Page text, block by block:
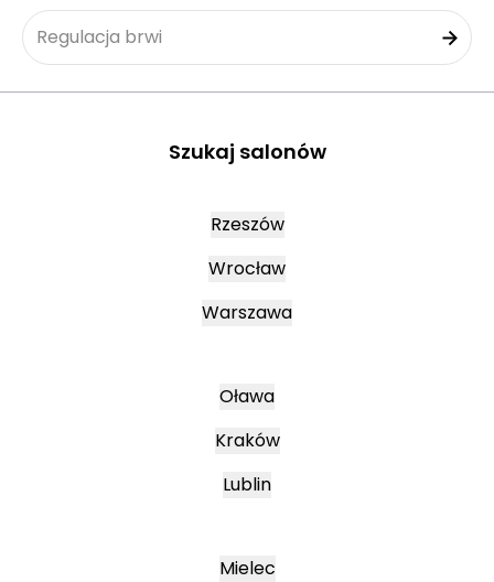
Regulacja brwi
Szukaj salonów
Rzeszów
Wrocław
Warszawa
Oława
Kraków
Lublin
Mielec